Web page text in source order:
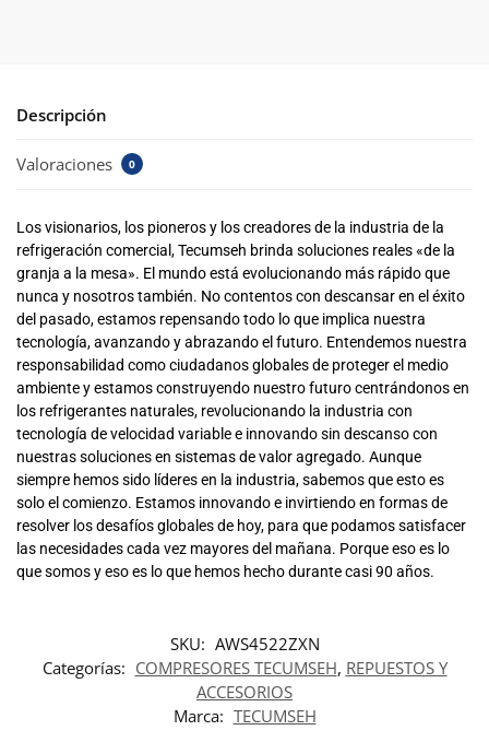
Descripción
Valoraciones 0
Los visionarios, los pioneros y los creadores de la industria de la
refrigeración comercial, Tecumseh brinda soluciones reales «de la
granja a la mesa». El mundo está evolucionando más rápido que
nunca y nosotros también. No contentos con descansar en el éxito
del pasado, estamos repensando todo lo que implica nuestra
tecnología, avanzando y abrazando el futuro. Entendemos nuestra
responsabilidad como ciudadanos globales de proteger el medio
ambiente y estamos construyendo nuestro futuro centrándonos en
los refrigerantes naturales, revolucionando la industria con
tecnología de velocidad variable e innovando sin descanso con
nuestras soluciones en sistemas de valor agregado. Aunque
siempre hemos sido líderes en la industria, sabemos que esto es
solo el comienzo. Estamos innovando e invirtiendo en formas de
resolver los desafíos globales de hoy, para que podamos satisfacer
las necesidades cada vez mayores del mañana. Porque eso es lo
que somos y eso es lo que hemos hecho durante casi 90 años.
SKU: AWS4522ZXN
Categorías: COMPRESORES TECUMSEH, REPUESTOS Y
ACCESORIOS
Marca: TECUMSEH